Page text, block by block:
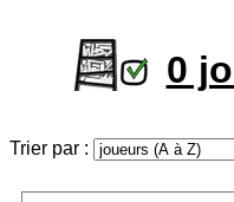
0
Trier par :